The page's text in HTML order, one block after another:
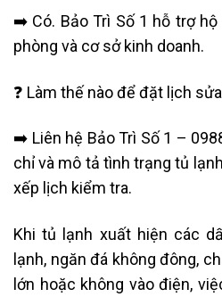
➡️ Có. Bảo Trì Số 1 hỗ trợ hộ
phòng và cơ sở kinh doanh.
❓ Làm thế nào để đặt lịch
➡️ Liên hệ Bảo Trì Số 1 –
chỉ và mô tả tình trạng tủ
xếp lịch kiểm tra.
Khi tủ lạnh xuất hiện các
lạnh, ngăn đá không đông,
lớn hoặc không vào điện,